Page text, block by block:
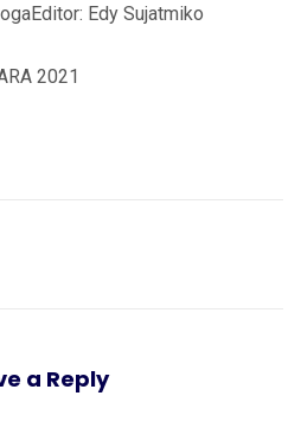
Edy Sujatmiko
2021
a Reply